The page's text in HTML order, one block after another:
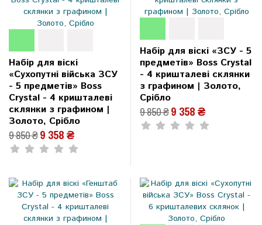
Набір для віскі
«Сухопутні війська ЗСУ
- 5 предметів» Boss
Crystal - 4 кришталеві
склянки з графином |
Золото, Срібло
9 850 ₴9 358 ₴
Набір для віскі «ЗСУ - 5
предметів» Boss Crystal
- 4 кришталеві склянки
з графином | Золото,
Срібло
9 850 ₴9 358 ₴